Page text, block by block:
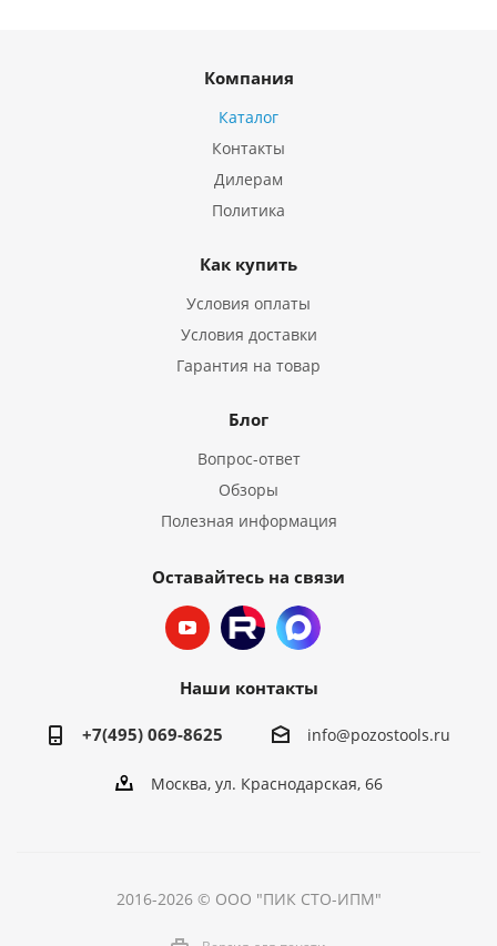
Компания
Каталог
Контакты
Дилерам
Политика
Как купить
Условия оплаты
Условия доставки
Гарантия на товар
Блог
Вопрос-ответ
Обзоры
Полезная информация
Оставайтесь на связи
Наши контакты
+7(495) 069-8625 info@pozostools.ru
Москва, ул. Краснодарская, 66
2016-2026 © ООО "ПИК СТО-ИПМ"